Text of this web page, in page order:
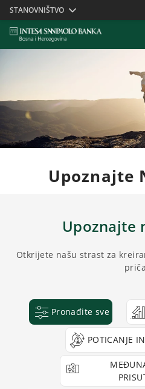
Skiplinks
STANOVNIŠTVO
Upoznajte
Upoznajte
Otkrijete našu strast za
priča
Pronađite sve
POTICANJE